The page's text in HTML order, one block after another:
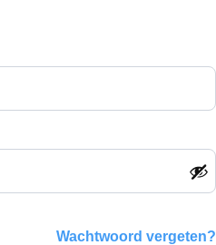
Wachtwoord vergeten?